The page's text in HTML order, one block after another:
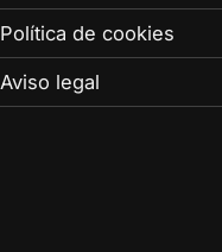
Política de cookies
Aviso legal